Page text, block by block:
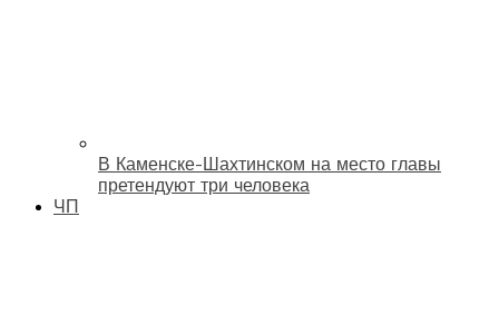
В Каменске-Шахтинском на место главы
претендуют три человека
ЧП